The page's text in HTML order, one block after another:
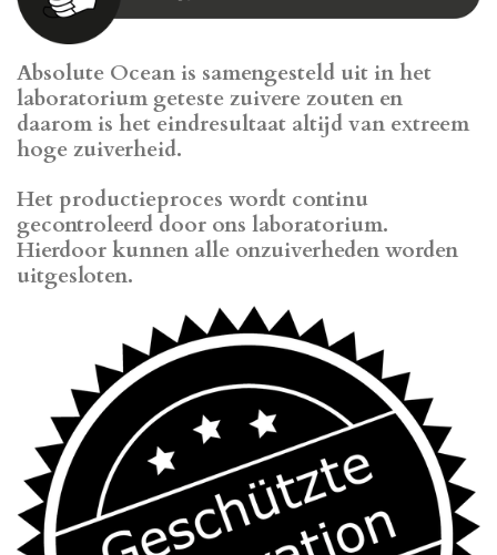
Absolute Ocean is samengesteld uit in het
laboratorium geteste zuivere zouten en
daarom is het eindresultaat altijd van extreem
hoge zuiverheid.
Het productieproces wordt continu
gecontroleerd door ons laboratorium.
Hierdoor kunnen alle onzuiverheden worden
uitgesloten.